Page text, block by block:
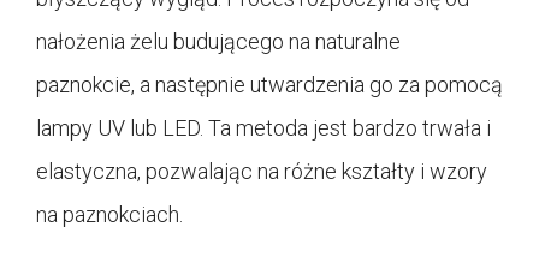
nałożenia żelu budującego na naturalne
paznokcie, a następnie utwardzenia go za pomocą
lampy UV lub LED. Ta metoda jest bardzo trwała i
elastyczna, pozwalając na różne kształty i wzory
na paznokciach.